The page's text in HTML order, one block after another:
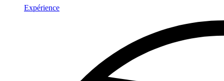
Expérience